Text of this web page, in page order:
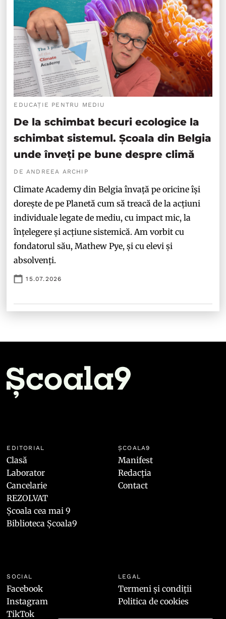
EDUCAȚIE PENTRU MEDIU
De la schimbat becuri ecologice la
schimbat sistemul. Școala din Belgia
unde înveți pe bune despre climă
DE ANDREEA ARCHIP
Climate Academy din Belgia învață pe oricine își
dorește de pe Planetă cum să treacă de la acțiuni
individuale legate de mediu, cu impact mic, la
înțelegere și acțiune sistemică. Am vorbit cu
fondatorul său, Mathew Pye, și cu elevi și
absolvenți.
15.07.2026
EDITORIAL
Clasă
Laborator
Cancelarie
REZOLVAT
Școala cea mai 9
Biblioteca Școala9
ȘCOALA9
Manifest
Redacția
Contact
SOCIAL
Facebook
Instagram
TikTok
LEGAL
Termeni și condiții
Politica de cookies